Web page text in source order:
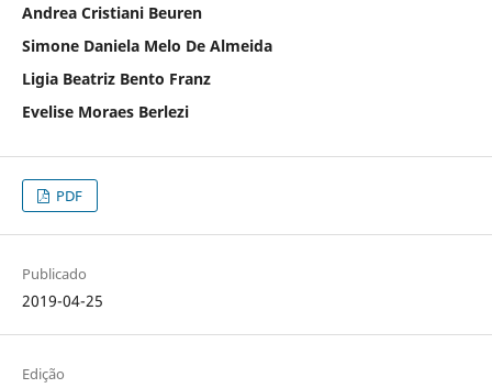
Andrea Cristiani Beuren
Simone Daniela Melo De Almeida
Ligia Beatriz Bento Franz
Evelise Moraes Berlezi
PDF
Publicado
2019-04-25
Edição